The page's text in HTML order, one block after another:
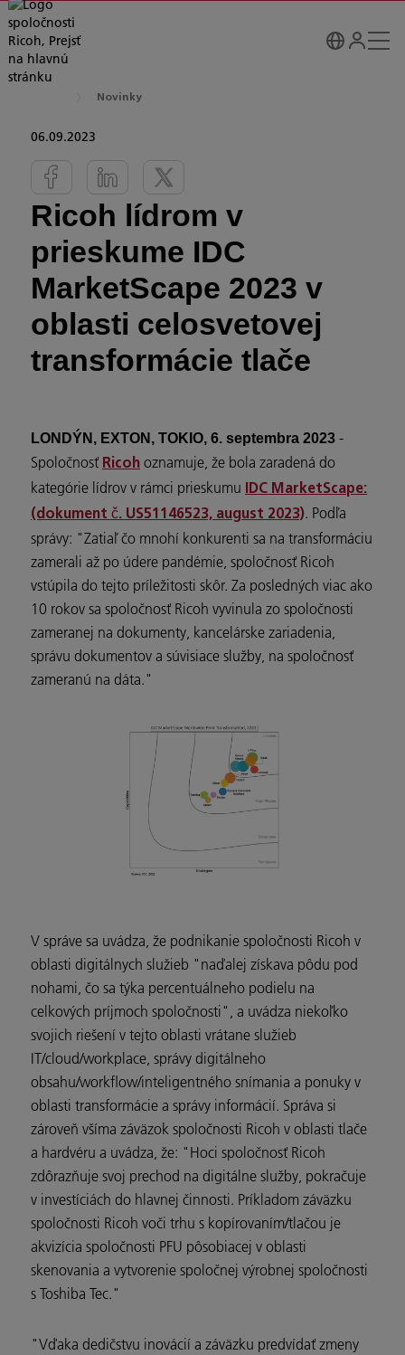
Novinky
06.09.2023
Ricoh lídrom v
prieskume IDC
MarketScape 2023 v
oblasti celosvetovej
transformácie tlače
LONDÝN, EXTON, TOKIO, 6. septembra 2023 -
Spoločnosť Ricoh oznamuje, že bola zaradená do
kategórie lídrov v rámci prieskumu
IDC MarketScape:
(dokument č. US51146523, august 2023). Podľa
správy: "Zatiaľ čo mnohí konkurenti sa na transformáciu
zamerali až po údere pandémie, spoločnosť Ricoh
vstúpila do tejto príležitosti skôr. Za posledných viac ako
10 rokov sa spoločnosť Ricoh vyvinula zo spoločnosti
zameranej na dokumenty, kancelárske zariadenia,
správu dokumentov a súvisiace služby, na spoločnosť
zameranú na dáta."
V správe sa uvádza, že podnikanie spoločnosti Ricoh v
oblasti digitálnych služieb "naďalej získava pôdu pod
nohami, čo sa týka percentuálneho podielu na
celkových príjmoch spoločnosti", a uvádza niekoľko
svojich riešení v tejto oblasti vrátane služieb
IT/cloud/workplace, správy digitálneho
obsahu/workflow/inteligentného snímania a ponuky v
oblasti transformácie a správy informácií. Správa si
zároveň všíma záväzok spoločnosti Ricoh v oblasti tlače
a hardvéru a uvádza, že: "Hoci spoločnosť Ricoh
zdôrazňuje svoj prechod na digitálne služby, pokračuje
v investíciách do hlavnej činnosti. Príkladom záväzku
spoločnosti Ricoh voči trhu s kopírovaním/tlačou je
akvizícia spoločnosti PFU pôsobiacej v oblasti
skenovania a vytvorenie spoločnej výrobnej spoločnosti
s Toshiba Tec."
"Vďaka dedičstvu inovácií a záväzku predvídať zmeny